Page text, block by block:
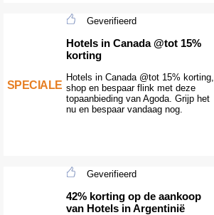
SPECIALE
Geverifieerd
Hotels in Canada @tot 15%
korting
Hotels in Canada @tot 15% korting,
shop en bespaar flink met deze
topaanbieding van Agoda. Grijp het
nu en bespaar vandaag nog.
Geverifieerd
42% korting op de aankoop
van Hotels in Argentinië